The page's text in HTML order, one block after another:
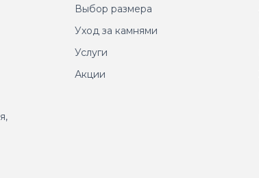
Выбор размера
Уход за камнями
Услуги
Акции